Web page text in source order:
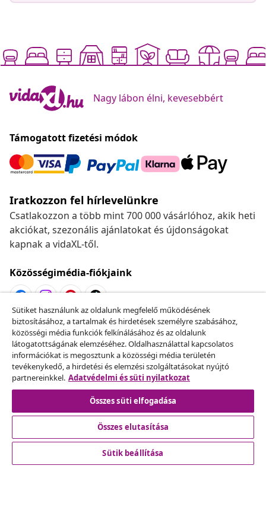
Nagy lábon élni, kevesebbért
Támogatott fizetési módok
Iratkozzon fel hírlevelünkre
Csatlakozzon a több mint 700 000 vásárlóhoz, akik heti
akciókat, szezonális ajánlatokat és újdonságokat
kapnak a vidaXL-től.
Közösségimédia-fiókjaink
Szerződéstől való elállás
Küldj be egy rendelés lemondására vonatkozó
kérelmet.
Szerződéstől való elállás
Ügyfélszolgálat
Sütiket használunk az oldalunk megfelelő működésének
biztosításához, a tartalmak és hirdetések személyre szabásához,
közösségi média funkciók felkínálásához és az oldalunk
látogatottságának elemzéséhez. Oldalhasználattal kapcsolatos
információkat is megosztunk a közösségi média területén
tevékenykedő, a hirdetési és elemzési szolgáltatásokat nyújtó
partnereinkkel. Adatvédelmi és süti nyilatkozat
Összes süti elfogadása
Összes elutasítása
Sütik beállítása